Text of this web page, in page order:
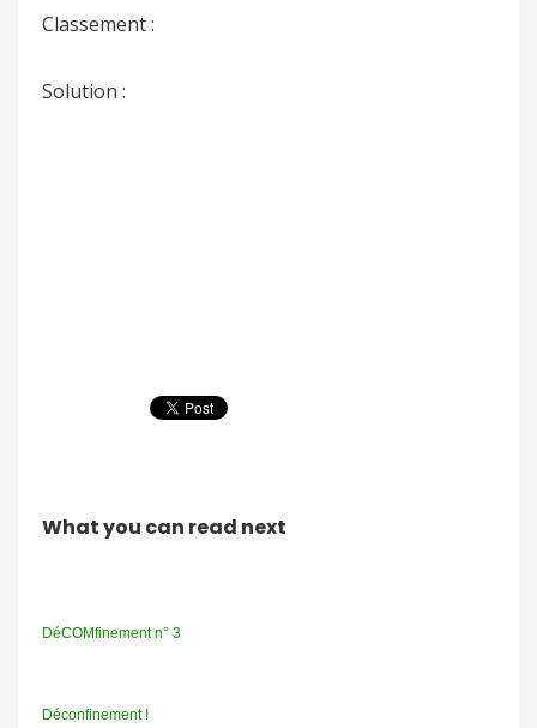
Classement :
Solution :
What you can read next
DéCOMfinement n° 3
Déconfinement !